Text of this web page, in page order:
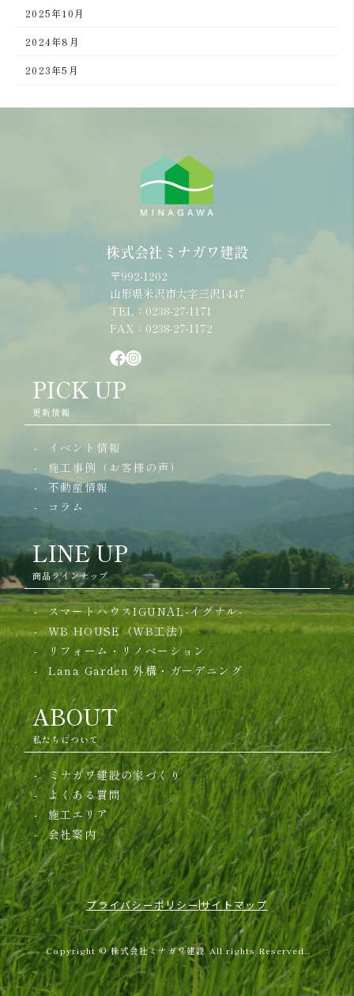
2025年10月
2024年8月
2023年5月
株式会社ミナガワ建設
〒992-1202
山形県米沢市大字三沢1447
TEL：0238-27-1171
FAX：0238-27-1172
PICK UP
更新情報
イベント情報
施工事例（お客様の声）
不動産情報
コラム
LINE UP
商品ラインナップ
スマートハウスIGUNAL-イグナル-
WB HOUSE（WB工法）
リフォーム・リノベーション
Lana Garden 外構・ガーデニング
ABOUT
私たちについて
ミナガワ建設の家づくり
よくある質問
施工エリア
会社案内
プライバシーポリシーサイトマップ
Copyright © 株式会社ミナガワ建設 All rights Reserved.